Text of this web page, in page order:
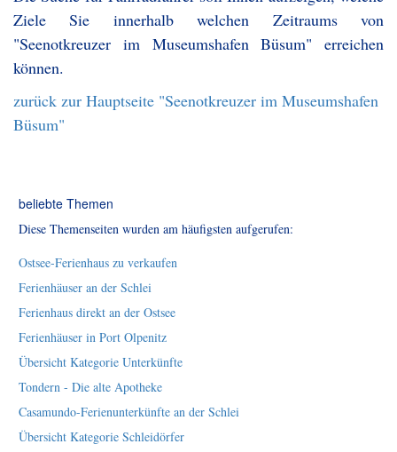
Ziele Sie innerhalb welchen Zeitraums von
"Seenotkreuzer im Museumshafen Büsum" erreichen
können.
zurück zur Hauptseite "Seenotkreuzer im Museumshafen
Büsum"
beliebte Themen
Diese Themenseiten wurden am häufigsten aufgerufen:
Ostsee-Ferienhaus zu verkaufen
Ferienhäuser an der Schlei
Ferienhaus direkt an der Ostsee
Ferienhäuser in Port Olpenitz
Übersicht Kategorie Unterkünfte
Tondern - Die alte Apotheke
Casamundo-Ferienunterkünfte an der Schlei
Übersicht Kategorie Schleidörfer